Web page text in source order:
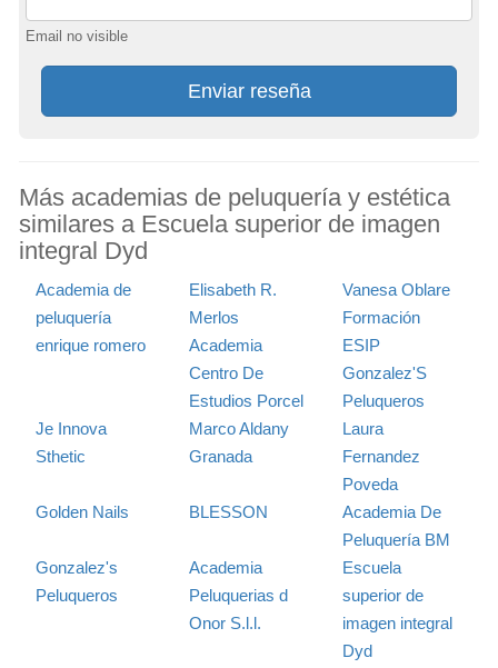
Email no visible
Enviar reseña
Más academias de peluquería y estética
similares a Escuela superior de imagen
integral Dyd
Academia de
peluquería
enrique romero
Elisabeth R.
Merlos
Vanesa Oblare
Formación
Academia
Centro De
Estudios Porcel
ESIP
Gonzalez'S
Peluqueros
Je Innova
Sthetic
Marco Aldany
Granada
Laura
Fernandez
Poveda
Golden Nails
BLESSON
Academia De
Peluquería BM
Gonzalez's
Peluqueros
Academia
Peluquerias d
Onor S.l.l.
Escuela
superior de
imagen integral
Dyd